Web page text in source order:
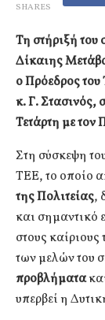
SHARES
Τη στήριξή
Δίκαιης
ο Πρόεδρος
κ. Γ. Στασινός,
Τετάρτη με
Στη σύσκεψη
ΤΕΕ, το οποίο
της Πολιτείας,
και σημαντικό
στους καίριους
των μελών του
προβλήματα
υπερβεί η